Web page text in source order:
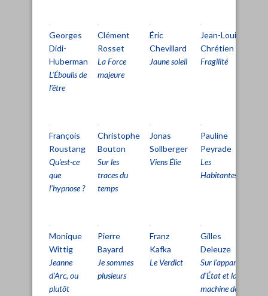
Georges
Didi-
Huberman
L'Éboulis de
l'être
Clément
Rosset
La Force
majeure
Éric
Chevillard
Jaune soleil
Jean-Louis
Chrétien
Fragilité
François
Roustang
Qu'est-ce
que
l'hypnose ?
Christophe
Bouton
Sur les
traces du
temps
Jonas
Sollberger
Viens Élie
Pauline
Peyrade
Les
Habitantes
Monique
Wittig
Jeanne
d’Arc, ou
plutôt
Pierre
Bayard
Je sommes
plusieurs
Franz
Kafka
Le Verdict
Gilles
Deleuze
Sur l'appareil
d'État et la
machine de